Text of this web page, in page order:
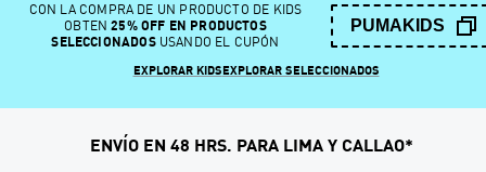
CON LA COMPRA DE UN PRODUCTO DE KIDS
OBTEN 25% OFF EN PRODUCTOS
SELECCIONADOSUSANDO EL CUPÓN
PUMAKIDS
EXPLORAR KIDSEXPLORAR SELECCIONADOS
ENVÍO EN 48 HRS. PARA LIMA Y CALLAO*